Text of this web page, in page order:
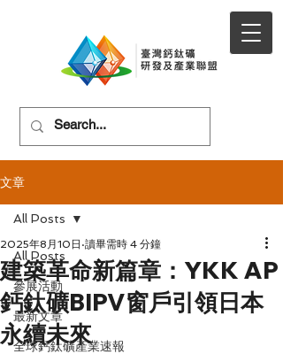
文章
All Posts
參展活動
最新文章
全球鈣鈦礦產業速報
All Posts
建築革命新篇章：YKK AP
鈣鈦礦BIPV窗戶引領日本
永續未來
2025年8月10日 讀畢需時 4 分鐘